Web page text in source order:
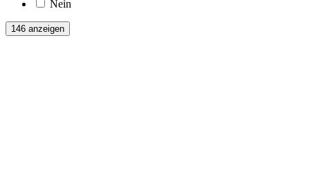
Nein
146 anzeigen